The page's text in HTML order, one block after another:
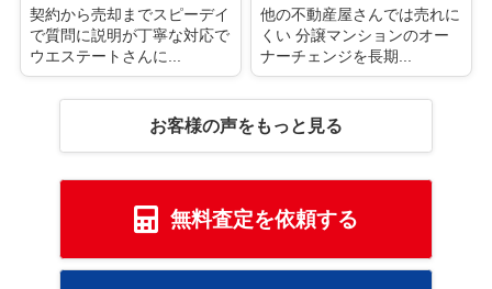
契約から売却までスピーデイ
で質問に説明が丁寧な対応で
ウエステートさんに...
他の不動産屋さんでは売れに
くい 分譲マンションのオー
ナーチェンジを長期...
お客様の声をもっと見る
無料査定を依頼する